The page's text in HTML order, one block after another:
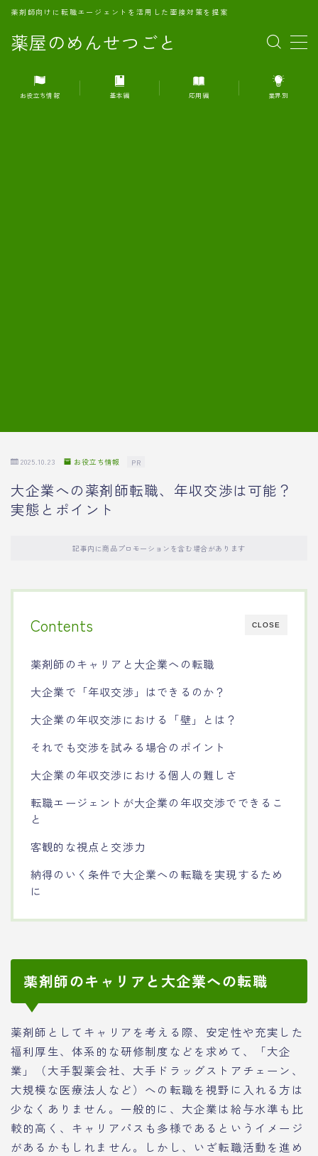
薬屋のめんせつごと
薬剤師向けに転職エージェントを活用した面接対策を提案
MENU
1.転職エージェントとは何か？
お役立ち情報 基本編 応用編 業界別
2025.10.23 お役立ち情報 PR
大企業への薬剤師転職、年収交渉は可能？
実態とポイント
記事内に商品プロモーションを含む場合があります
CLOSE
Contents
薬剤師のキャリアと大企業への転職
大企業で「年収交渉」はできるのか？
大企業の年収交渉における「壁」とは？
それでも交渉を試みる場合のポイント
大企業の年収交渉における個人の難しさ
転職エージェントが大企業の年収交渉でできるこ
と
客観的な視点と交渉力
納得のいく条件で大企業への転職を実現するため
に
薬剤師のキャリアと大企業への転職
薬剤師としてキャリアを考える際、安定性や充実した
福利厚生、体系的な研修制度などを求めて、「大企
業」（大手製薬会社、大手ドラッグストアチェーン、
大規模な医療法人など）への転職を視野に入れる方は
少なくありません。一般的に、大企業は給与水準も比
較的高く、キャリアパスも多様であるというイメージ
があるかもしれません。しかし、いざ転職活動を進め